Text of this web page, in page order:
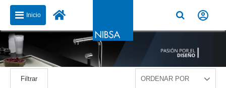
Inicio
Filtrar